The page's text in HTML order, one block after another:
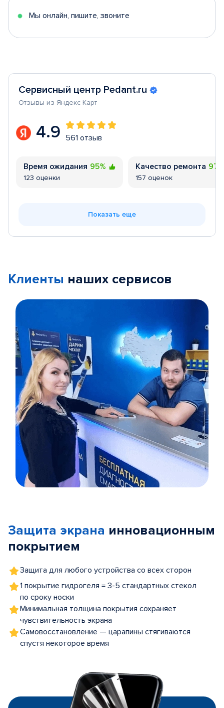
Мы онлайн, пишите, звоните
Сервисный центр Pedant.ru
Отзывы из Яндекс Карт
4.9 561 отзыв
Время ожидания 95%
123 оценки
Качество ремонта
157 оценок
Показать еще
Клиенты наших сервисов
5
Защита экрана инновационным
покрытием
Защита для любого устройства со всех сторон
1 покрытие гидрогеля = 3-5 стандартных стекол
по сроку носки
Минимальная толщина покрытия сохраняет
чувствительность экрана
Самовосстановление — царапины стягиваются
спустя некоторое время